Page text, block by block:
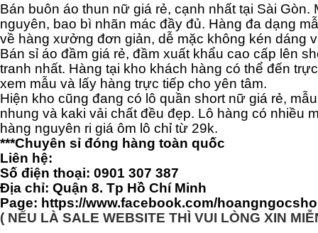
Bán buôn áo thun nữ giá rẻ, cạnh nhất tại Sài Gòn.
nguyên, bao bì nhãn mác đầy đủ. Hàng đa dạng
về hàng xưởng đơn giản, dễ mặc không kén dáng
Bán sỉ áo đầm giá rẻ, đầm xuất khẩu cao cấp lên
tranh nhất. Hàng tại kho khách hàng có thể đến
xem mẫu và lấy hàng trực tiếp cho yên tâm.
Hiện kho cũng đang có lô quần short nữ giá rẻ,
nhung và kaki vải chất đều đẹp. Lô hàng có nhiều
hàng nguyên ri giá ôm lô chỉ từ 29k.
***Chuyên sỉ đóng hàng toàn quốc
Liên hệ:
Số điện thoại: 0901 307 387
Địa chỉ: Quận 8. Tp Hồ Chí Minh
Page: https://www.facebook.com/
( NẾU LÀ SALE WEBSITE THÌ VUI LÒNG XIN